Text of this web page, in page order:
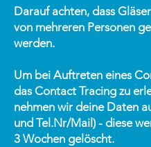
Darauf achten, dass
von mehreren Personen
werden.
Um bei Auftreten eines
das Contact Tracing zu
nehmen wir deine Daten
und Tel.Nr/Mail) - diese
3 Wochen gelöscht.